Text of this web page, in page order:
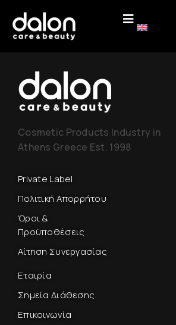
Cosmetic Products Industry in
Athens Greece Est. 1998
Private Label
Πολιτική Απορρήτου
Όροι &
Προϋποθέσεις
Αίτηση Συνεργασίας
Εταιρία
Σημεία Διάθεσης
Επικοινωνία